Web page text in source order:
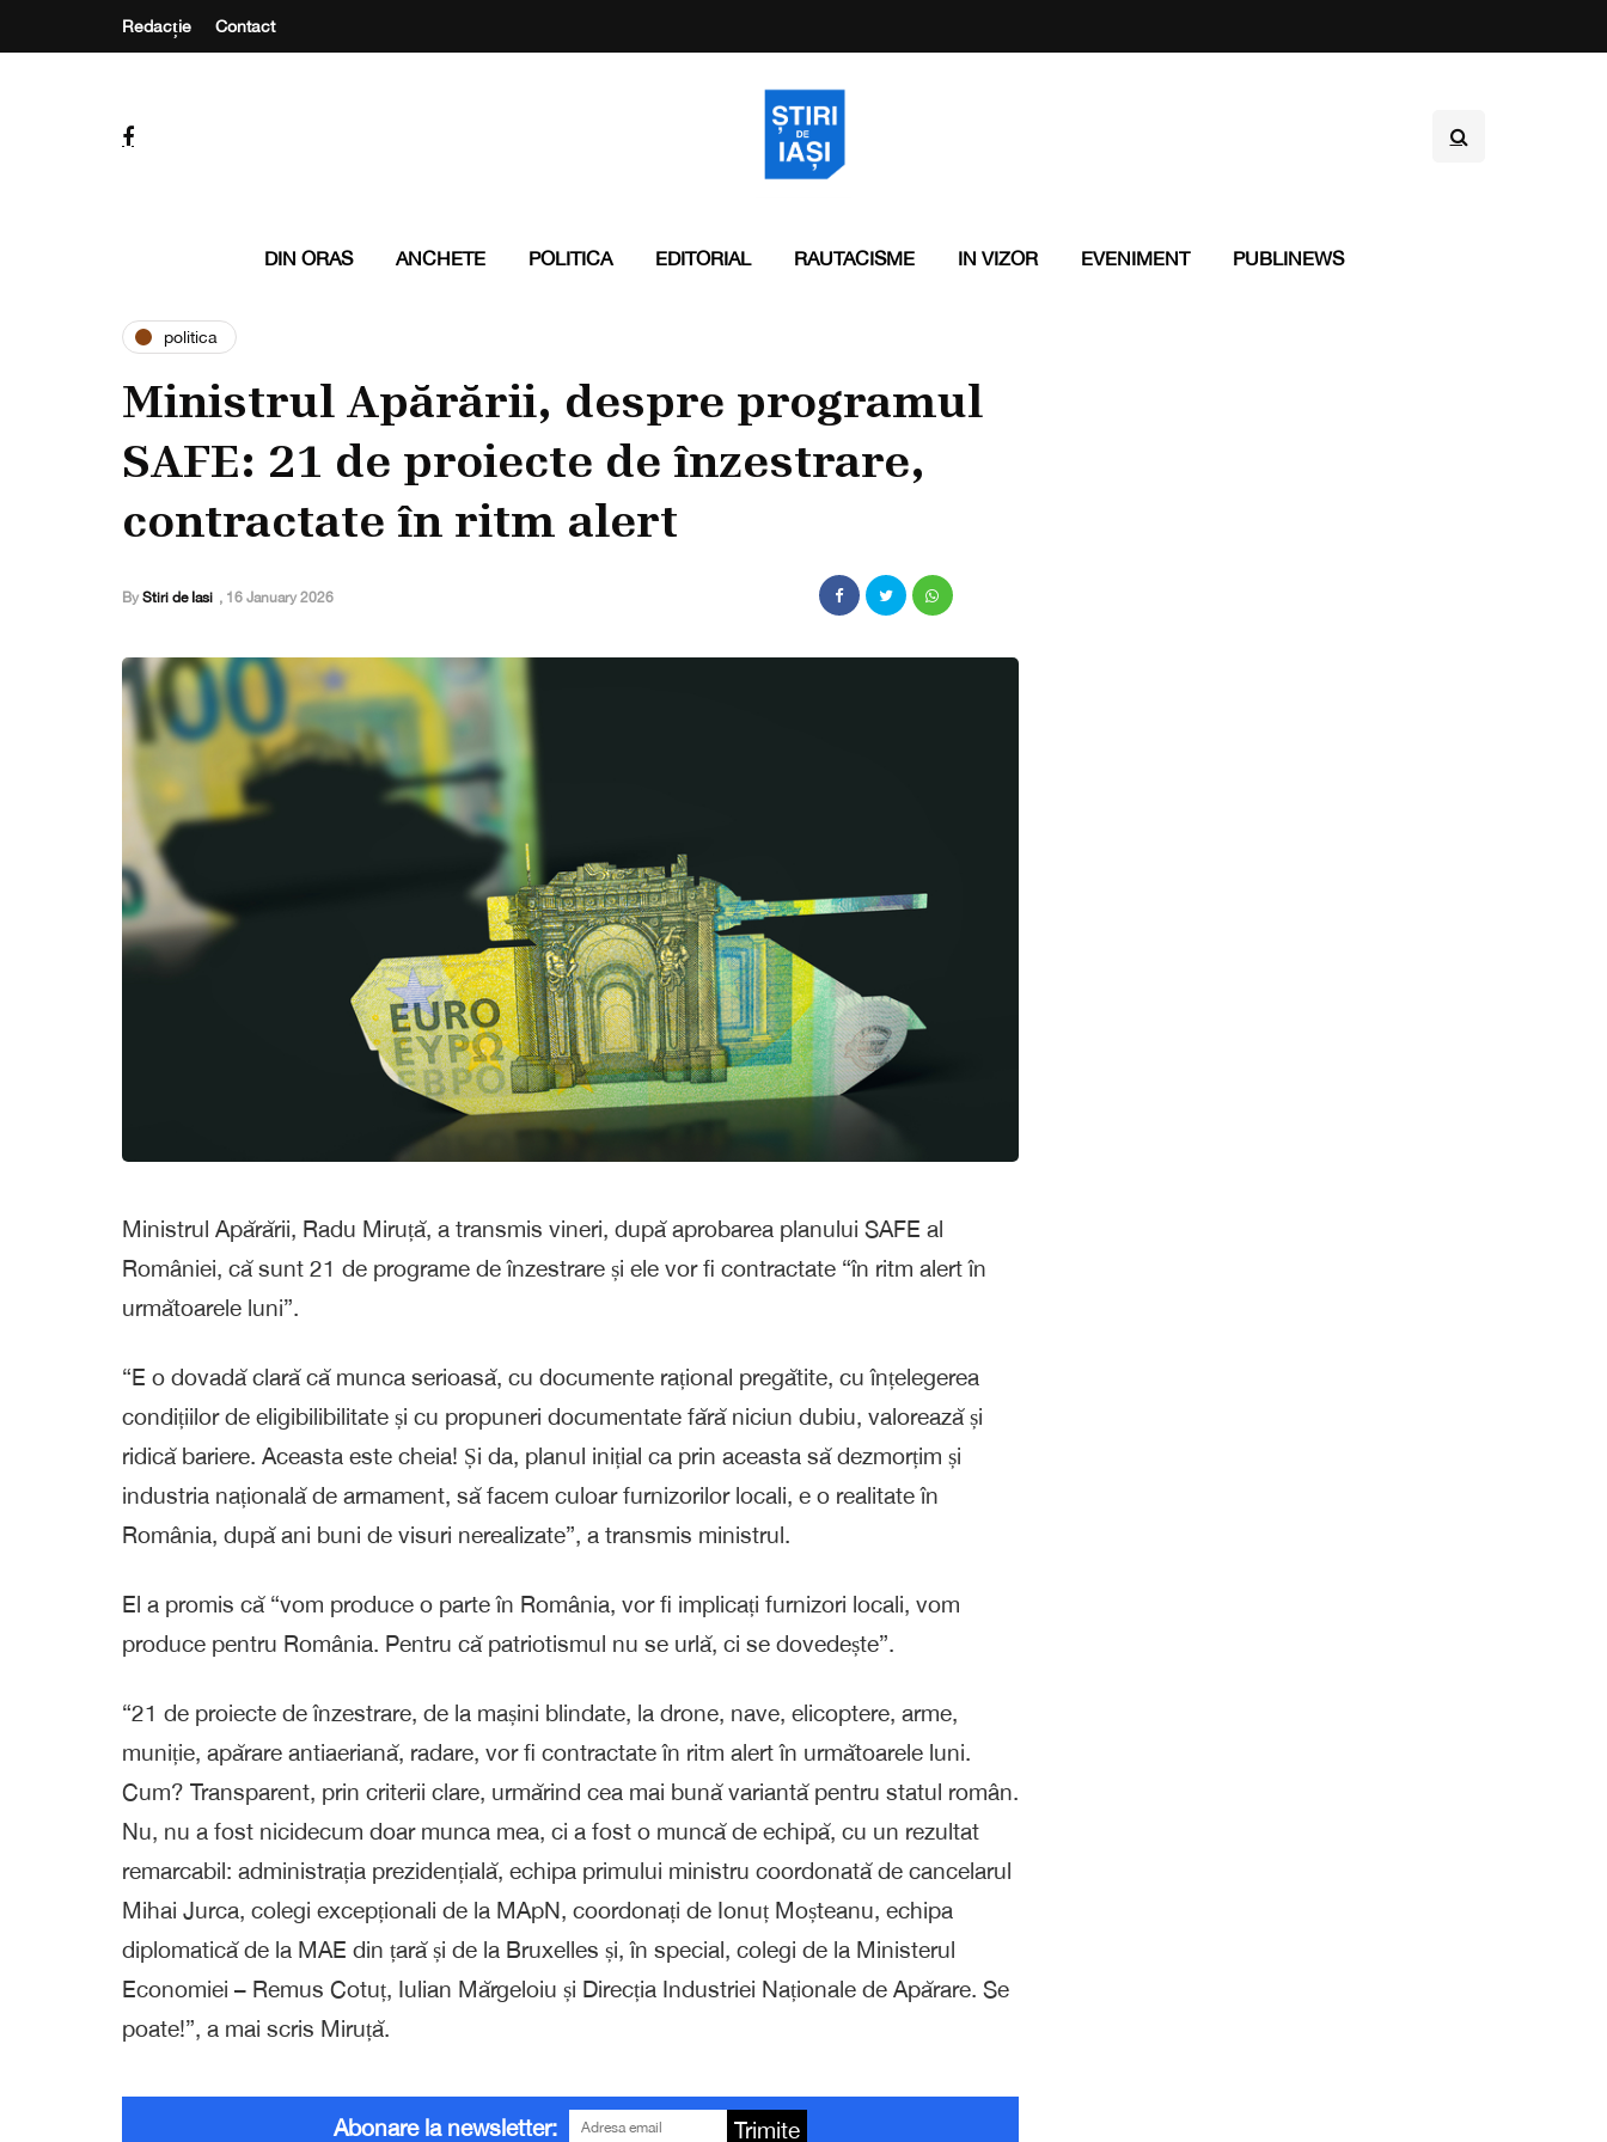
Redacție Contact
DIN ORAS ANCHETE POLITICA EDITORIAL RAUTACISME IN VIZOR EVENIMENT PUBLINEWS
politica
Ministrul Apărării, despre programul
SAFE: 21 de proiecte de înzestrare,
contractate în ritm alert
By Stiri de Iasi , 16 January 2026
Ministrul Apărării, Radu Miruță, a transmis vineri, după aprobarea planului SAFE al
României, că sunt 21 de programe de înzestrare și ele vor fi contractate “în ritm alert în
următoarele luni”.
“E o dovadă clară că munca serioasă, cu documente rațional pregătite, cu înțelegerea
condițiilor de eligibilibilitate și cu propuneri documentate fără niciun dubiu, valorează și
ridică bariere. Aceasta este cheia! Și da, planul inițial ca prin aceasta să dezmorțim și
industria națională de armament, să facem culoar furnizorilor locali, e o realitate în
România, după ani buni de visuri nerealizate”, a transmis ministrul.
El a promis că “vom produce o parte în România, vor fi implicați furnizori locali, vom
produce pentru România. Pentru că patriotismul nu se urlă, ci se dovedește”.
“21 de proiecte de înzestrare, de la mașini blindate, la drone, nave, elicoptere, arme,
muniție, apărare antiaeriană, radare, vor fi contractate în ritm alert în următoarele luni.
Cum? Transparent, prin criterii clare, urmărind cea mai bună variantă pentru statul român.
Nu, nu a fost nicidecum doar munca mea, ci a fost o muncă de echipă, cu un rezultat
remarcabil: administrația prezidențială, echipa primului ministru coordonată de cancelarul
Mihai Jurca, colegi excepționali de la MApN, coordonați de Ionuț Moșteanu, echipa
diplomatică de la MAE din țară și de la Bruxelles și, în special, colegi de la Ministerul
Economiei – Remus Cotuț, Iulian Mărgeloiu și Direcția Industriei Naționale de Apărare. Se
poate!”, a mai scris Miruță.
Abonare la newsletter: Trimite